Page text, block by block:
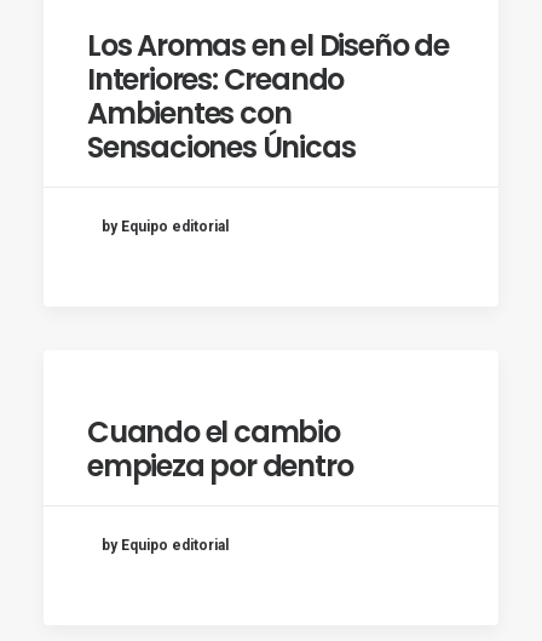
Los Aromas en el Diseño de
Interiores: Creando
Ambientes con
Sensaciones Únicas
by Equipo editorial
Cuando el cambio
empieza por dentro
by Equipo editorial